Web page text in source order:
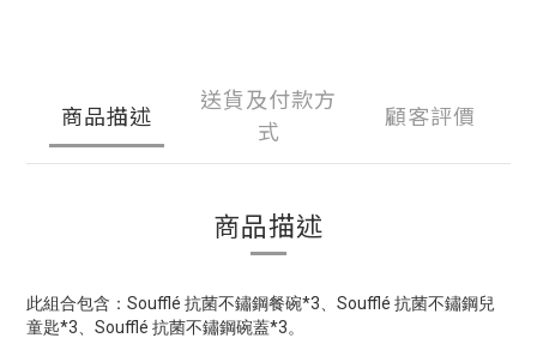
商品描述
送貨及付款方
式
顧客評價
商品描述
此組合包含：Soufflé 抗菌不鏽鋼餐碗*3、Soufflé 抗菌不鏽鋼兒
童匙*3、Soufflé 抗菌不鏽鋼碗蓋*3。